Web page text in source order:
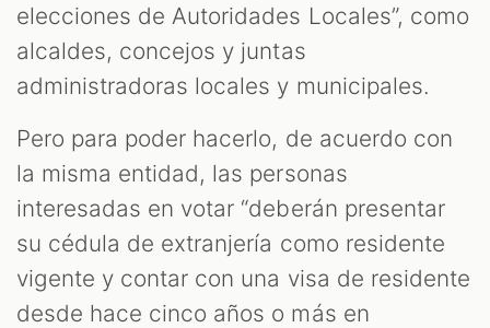
elecciones de Autoridades Locales”, como
alcaldes, concejos y juntas
administradoras locales y municipales.
Pero para poder hacerlo, de acuerdo con
la misma entidad, las personas
interesadas en votar “deberán presentar
su cédula de extranjería como residente
vigente y contar con una visa de residente
desde hace cinco años o más en